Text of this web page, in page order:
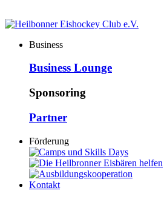
Business
Business Lounge
Sponsoring
Partner
Förderung
Kontakt